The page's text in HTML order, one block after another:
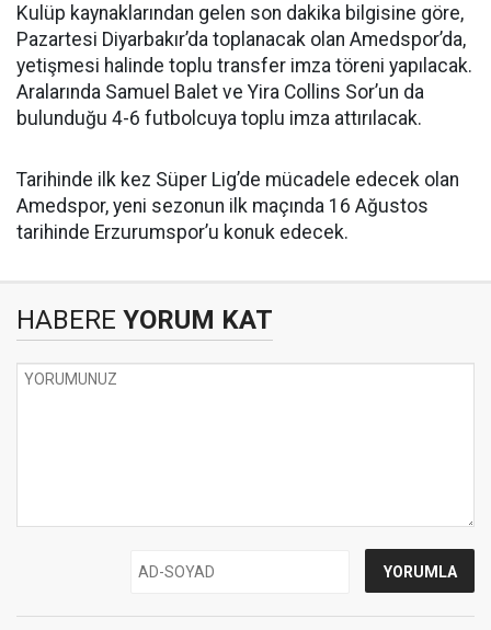
Kulüp kaynaklarından gelen son dakika bilgisine göre,
Pazartesi Diyarbakır’da toplanacak olan Amedspor’da,
yetişmesi halinde toplu transfer imza töreni yapılacak.
Aralarında Samuel Balet ve Yira Collins Sor’un da
bulunduğu 4-6 futbolcuya toplu imza attırılacak.
Tarihinde ilk kez Süper Lig’de mücadele edecek olan
Amedspor, yeni sezonun ilk maçında 16 Ağustos
tarihinde Erzurumspor’u konuk edecek.
HABERE YORUM KAT